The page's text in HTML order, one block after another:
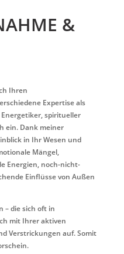
&
Ihren
Expertise als
spiritueller
ein. Dank meiner
in Ihr Wesen und
Mängel,
Energien, noch-nicht-
Einflüsse von Außen
– die sich oft in
mit Ihrer aktiven
Verstrickungen auf. Somit